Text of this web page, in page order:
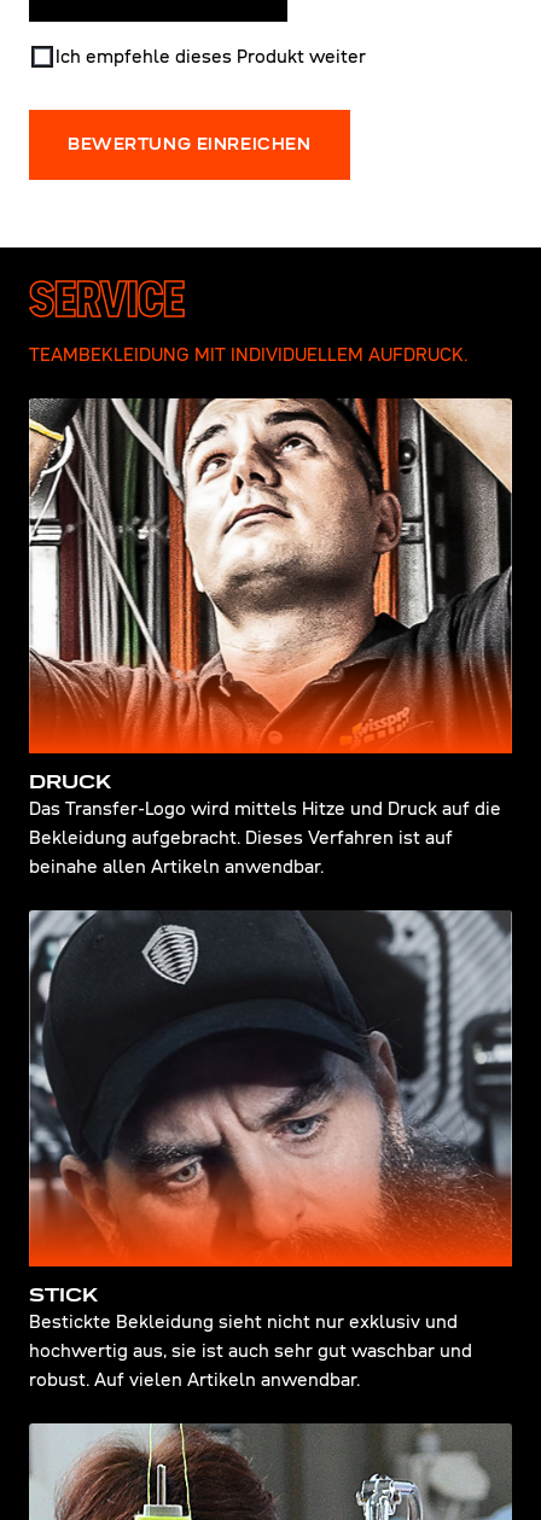
Ich empfehle dieses Produkt weiter
BEWERTUNG EINREICHEN
SERVICE
TEAMBEKLEIDUNG MIT INDIVIDUELLEM AUFDRUCK.
DRUCK
Das Transfer-Logo wird mittels Hitze und Druck auf die
Bekleidung aufgebracht. Dieses Verfahren ist auf
beinahe allen Artikeln anwendbar.
STICK
Bestickte Bekleidung sieht nicht nur exklusiv und
hochwertig aus, sie ist auch sehr gut waschbar und
robust. Auf vielen Artikeln anwendbar.